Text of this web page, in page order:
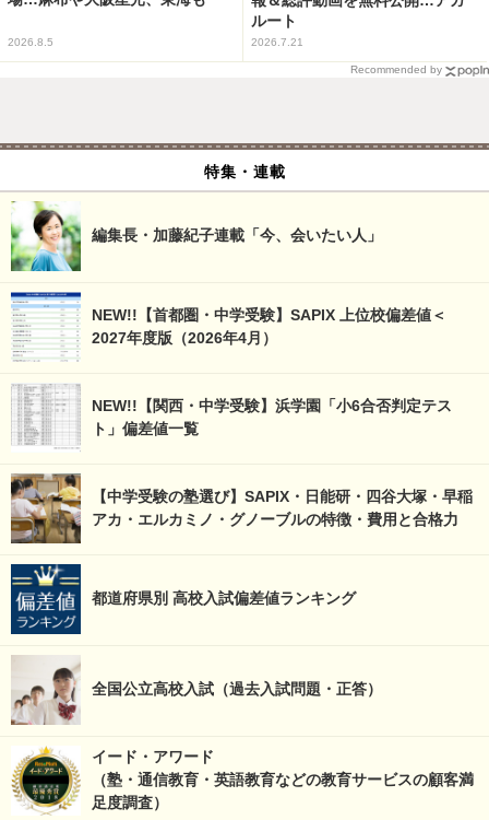
2026.8.5
ルート
2026.7.21
Recommended by
特集・連載
編集長・加藤紀子連載「今、会いたい人」
NEW!!【首都圏・中学受験】SAPIX 上位校偏差値＜
2027年度版（2026年4月）
NEW!!【関西・中学受験】浜学園「小6合否判定テス
ト」偏差値一覧
【中学受験の塾選び】SAPIX・日能研・四谷大塚・早稲
アカ・エルカミノ・グノーブルの特徴・費用と合格力
都道府県別 高校入試偏差値ランキング
全国公立高校入試（過去入試問題・正答）
イード・アワード
（塾・通信教育・英語教育などの教育サービスの顧客満
足度調査）